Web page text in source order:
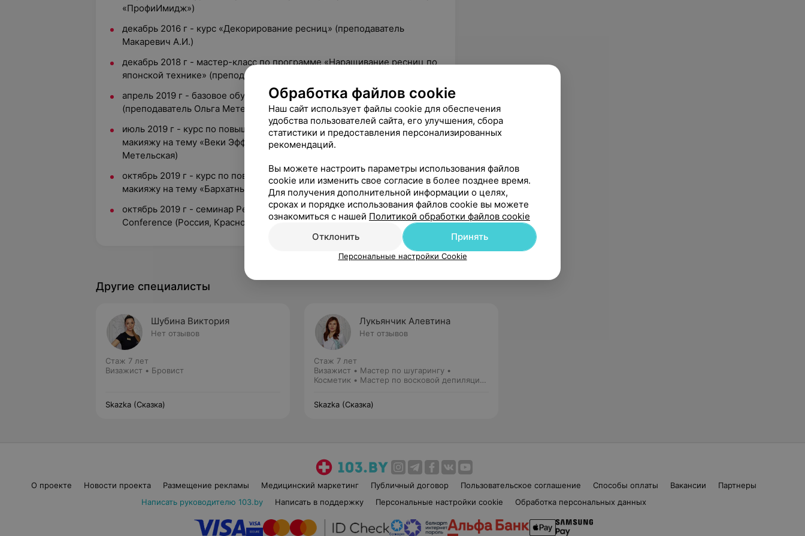
«ПрофиИмидж»)
декабрь 2016 г - курс «Декорирование ресниц» (преподаватель
Макаревич А.И.)
декабрь 2018 г - мастер-класс по программе «Наращивание ресниц по
японской технике» (преподаватель Макаревич А.И.)
апрель 2019 г - базовое обучение по курсу «Перманентный макияж»
(преподаватель Ольга Метельская)
июль 2019 г - курс по повышению квалификации по перманентному
макияжу на тему «Веки Эффект дымки» (преподаватель Ольга
Метельская)
октябрь 2019 г - курс по повышению квалификации по перманентному
макияжу на тему «Бархатные губы» (преподаватель Ольга Метельская)
октябрь 2019 г - семинар Permanent Evolution 3 International
Conference (Россия, Краснодар)
Другие специалисты
Шубина Виктория
Нет отзывов
Стаж 7 лет
Визажист • Бровист
Skazka (Сказка)
Лукьянчик Алевтина
Нет отзывов
Стаж 7 лет
Визажист • Мастер по шугарингу •
Косметик • Мастер по восковой депиляции
Skazka (Сказка)
О проекте Новости проекта Размещение рекламы Медицинский маркетинг Публичный договор Пользовательское соглашение Способы оплаты Вакансии
Партнеры
Написать руководителю 103.by
Написать в поддержку Персональные настройки cookie Обработка персональных данных
Обработка файлов cookie
Наш сайт использует файлы cookie для обеспечения
удобства пользователей сайта, его улучшения, сбора
статистики и предоставления персонализированных
рекомендаций.
Вы можете настроить параметры использования файлов
cookie или изменить свое согласие в более позднее время.
Для получения дополнительной информации о целях,
сроках и порядке использования файлов cookie вы можете
ознакомиться с нашей Политикой обработки файлов cookie
Отклонить
Принять
Персональные настройки Cookie